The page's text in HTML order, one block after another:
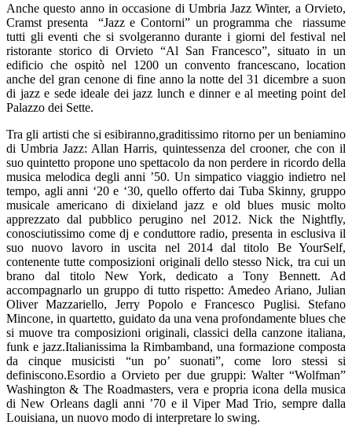
Anche questo anno in occasione di Umbria Jazz Winter, a Orvieto,
Cramst presenta “Jazz e Contorni” un programma che riassume
tutti gli eventi che si svolgeranno durante i giorni del festival nel
ristorante storico di Orvieto “Al San Francesco”, situato in un
edificio che ospitò nel 1200 un convento francescano, location
anche del gran cenone di fine anno la notte del 31 dicembre a suon
di jazz e sede ideale dei jazz lunch e dinner e al meeting point del
Palazzo dei Sette.
Tra gli artisti che si esibiranno,graditissimo ritorno per un beniamino
di Umbria Jazz: Allan Harris, quintessenza del crooner, che con il
suo quintetto propone uno spettacolo da non perdere in ricordo della
musica melodica degli anni ’50. Un simpatico viaggio indietro nel
tempo, agli anni ‘20 e ‘30, quello offerto dai Tuba Skinny, gruppo
musicale americano di dixieland jazz e old blues music molto
apprezzato dal pubblico perugino nel 2012. Nick the Nightfly,
conosciutissimo come dj e conduttore radio, presenta in esclusiva il
suo nuovo lavoro in uscita nel 2014 dal titolo Be YourSelf,
contenente tutte composizioni originali dello stesso Nick, tra cui un
brano dal titolo New York, dedicato a Tony Bennett. Ad
accompagnarlo un gruppo di tutto rispetto: Amedeo Ariano, Julian
Oliver Mazzariello, Jerry Popolo e Francesco Puglisi. Stefano
Mincone, in quartetto, guidato da una vena profondamente blues che
si muove tra composizioni originali, classici della canzone italiana,
funk e jazz.Italianissima la Rimbamband, una formazione composta
da cinque musicisti “un po’ suonati”, come loro stessi si
definiscono.Esordio a Orvieto per due gruppi: Walter “Wolfman”
Washington & The Roadmasters, vera e propria icona della musica
di New Orleans dagli anni ’70 e il Viper Mad Trio, sempre dalla
Louisiana, un nuovo modo di interpretare lo swing.